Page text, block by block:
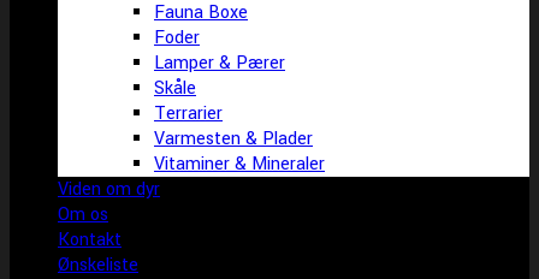
Fauna Boxe
Foder
Lamper & Pærer
Skåle
Terrarier
Varmesten & Plader
Vitaminer & Mineraler
Viden om dyr
Om os
Kontakt
Ønskeliste